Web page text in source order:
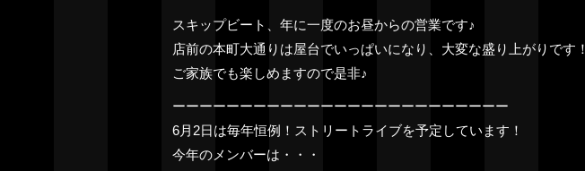
スキップビート、年に一度のお昼からの営業です♪
店前の本町大通りは屋台でいっぱいになり、大変な盛り上がりです！
ご家族でも楽しめますので是非♪
ーーーーーーーーーーーーーーーーーーーーーーーーー
6月2日は毎年恒例！ストリートライブを予定しています！
今年のメンバーは・・・